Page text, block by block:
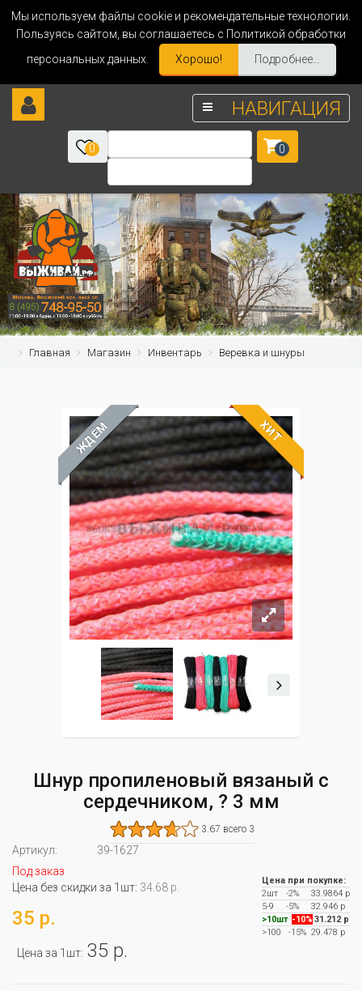
Мы используем файлы cookie и рекомендательные технологии.
Пользуясь сайтом, вы соглашаетесь с Политикой обработки
персональных данных.
Хорошо! Подробнее...
НАВИГАЦИЯ
0 0
Главная Магазин Инвентарь Веревка и шнуры
ЖДЁМ ХИТ
Шнур пропиленовый вязаный с
сердечником, ? 3 мм
3.67 всего 3
Артикул:
39-1627
Под заказ
Цена без скидки за 1шт: 34.68 р.
35 р.
Цена за 1шт: 35 р.
Цена при покупке:
2шт
-2%
33.9864 р
5-9
-5%
32.946 р
>10шт -10% 31.212 р
>100
-15% 29.478 р